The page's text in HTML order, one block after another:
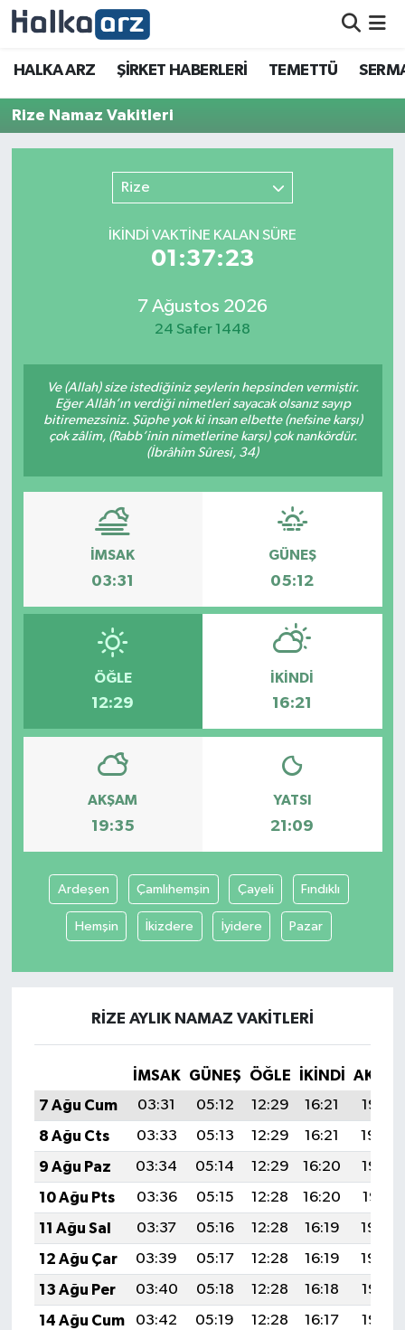
HALKA ARZ ŞİRKET HABERLERİ TEMETTÜ
Rize Namaz Vakitleri
Rize
İKINDI VAKTİNE KALAN SÜRE
01:37:23
7 Ağustos 2026
24 Safer 1448
Ve (Allah) size istediğiniz şeylerin hepsinden vermiştir.
Eğer Allâh’ın verdiği nimetleri sayacak olsanız sayıp
bitiremezsiniz. Şüphe yok ki insan elbette (nefsine karşı)
çok zâlim, (Rabb’inin nimetlerine karşı) çok nankördür.
(İbrâhîm Sûresi, 34)
İMSAK
03:31
GÜNEŞ
05:12
ÖĞLE
12:29
İKINDI
16:21
AKŞAM
19:35
YATSI
21:09
Ardeşen Çamlıhemşin Çayeli Fındıklı
Hemşin İkizdere İyidere Pazar
RIZE AYLIK NAMAZ VAKITLERI
İMSAK GÜNEŞ ÖĞLE İKINDI
7 Ağu Cum
03:31 05:12 12:29 16:21
19:35
8 Ağu Cts
03:33 05:13 12:29 16:21
19:34
9 Ağu Paz
03:34 05:14 12:29 16:20
19:33
10 Ağu Pts
03:36 05:15 12:28 16:20
19:31
11 Ağu Sal
03:37 05:16 12:28 16:19
19:30
12 Ağu Çar
03:39 05:17 12:28 16:19
19:29
13 Ağu Per
03:40 05:18 12:28 16:18
19:28
14 Ağu Cum
03:42 05:19 12:28 16:17
19:26
HALKA ARZ
SERMAYE ARTIRIMI
TEMETTÜ